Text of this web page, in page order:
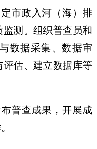
市政入河（海）排
测。组织普查员和
数据采集、数据审
估、建立数据库等
普查成果，开展成